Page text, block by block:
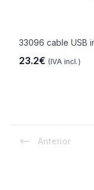
33096 cable USB
23.2€ (IVA incl.)
Anterior